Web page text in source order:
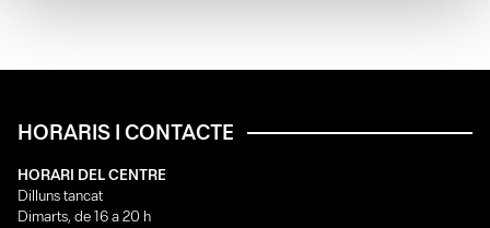
HORARIS I CONTACTE
HORARI DEL CENTRE
Dilluns tancat
Dimarts, de 16 a 20 h